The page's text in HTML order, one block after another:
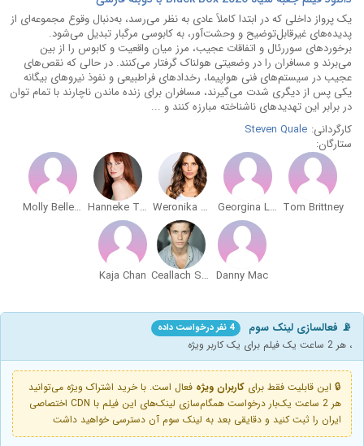
یک پرواز داخلی که در ابتدا کاملاً عادی به نظر می‌رسد، به‌دنبال وقوع مجموعه‌ای از
پدیده‌های غیرقابل‌توضیح و وحشت‌آور، به کابوسی مرگبار تبدیل می‌شود.
برخوردهای سوررئال و اتفاقات عجیب، مرز میان واقعیت و کابوس را از بین
می‌برند و مسافران را در وضعیتی هولناک گرفتار می‌کنند. در حالی که نقص‌های
عجیب در سیستم‌های فنی هواپیما، رخدادهای فراطبیعی و نفوذ نیروهای بیگانه
یکی پس از دیگری شدت می‌گیرند، مسافران برای زنده ماندن ناچارند با تمام توان
در برابر این تهدیدهای ناشناخته مبارزه کنند و ...
کارگردانی: Steven Quale
ستارگان:
Tom Brittney
Georgina Leonidas
Weronika Rosati
Hanneke Talbot
Molly Belle Wright
Danny Mac
Ceallach Spellman
Kaja Chan
📡 فعالسازی لینک سوم 4 نفر درخواست داده
، هر 2 ساعت یک فیلم برای یک کاربر ویژه
🔒 این قابلیت فقط برای کاربران ویژه فعال است. با خرید اشتراک ویژه می‌توانید
هر 2 ساعت یک‌بار درخواست همگام‌سازی لینک‌های این فیلم با CDN اختصاصی
ایران را ثبت کنید و دقایقی بعد به لینک سوم آن دسترسی خواهید داشت